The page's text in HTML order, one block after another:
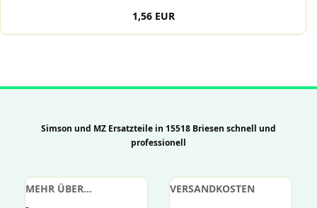
1,56 EUR
Simson und MZ Ersatzteile in 15518 Briesen schnell und
professionell
MEHR ÜBER...
VERSANDKOSTEN